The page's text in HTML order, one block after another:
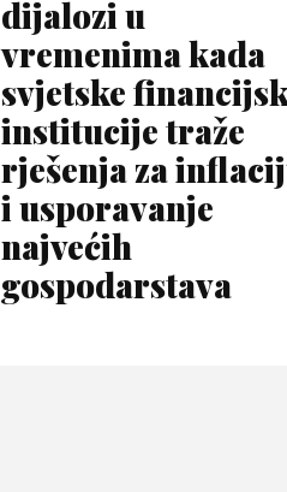
dijalozi u
vremenima kada
svjetske
institucije traže
rješenja za
i usporavanje
najvećih
gospodarstava